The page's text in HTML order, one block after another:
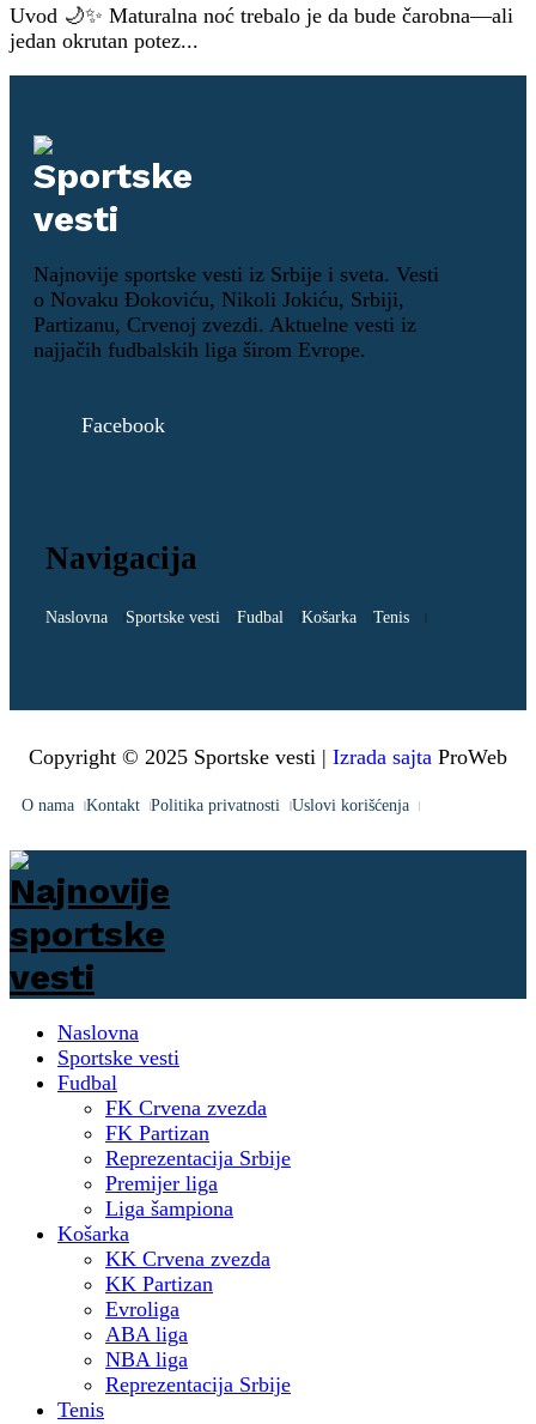
Uvod 🌙✨ Maturalna noć trebalo je da bude čarobna—ali
jedan okrutan potez...
Najnovije sportske vesti iz Srbije i sveta. Vesti
o Novaku Đokoviću, Nikoli Jokiću, Srbiji,
Partizanu, Crvenoj zvezdi. Aktuelne vesti iz
najjačih fudbalskih liga širom Evrope.
Facebook
Navigacija
Naslovna Sportske vesti Fudbal Košarka Tenis
Copyright © 2025 Sportske vesti | Izrada sajta ProWeb
O nama Kontakt Politika privatnosti Uslovi korišćenja
Naslovna
Sportske vesti
Fudbal
FK Crvena zvezda
FK Partizan
Reprezentacija Srbije
Premijer liga
Liga šampiona
Košarka
KK Crvena zvezda
KK Partizan
Evroliga
ABA liga
NBA liga
Reprezentacija Srbije
Tenis